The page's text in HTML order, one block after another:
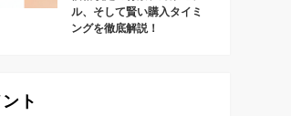
ル、そして賢い購入タイミ
ングを徹底解説！
ト